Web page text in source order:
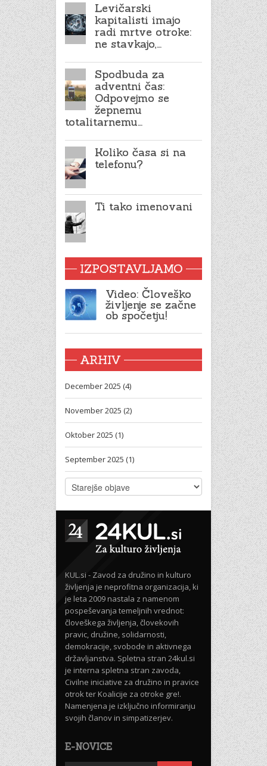
Levičarski
kapitalisti imajo
radi mrtve otroke:
ne stavkajo,…
Spodbuda za
adventni čas:
Odpovejmo se
žepnemu
totalitarnemu…
Koliko časa si na
telefonu?
Ti tako imenovani
IZPOSTAVLJAMO
Video: Človeško
življenje se začne
ob spočetju!
ARHIV
December 2025 (4)
November 2025 (2)
Oktober 2025 (1)
September 2025 (1)
KUL.si - Zavod za družino in kulturo
življenja je neprofitna organizacija, ki
je leta 2009 nastala z namenom
pospeševanja temeljnih vrednot:
človeškega življenja, človekovih
pravic, družine, solidarnosti,
demokracije, svobode in aktivnega
državljanstva. Spletna stran 24kul.si
je interna spletna stran zavoda,
Civilne iniciative za družino in pravice
otrok ter Koalicije za otroke gre!.
Namenjena je izključno informiranju
svojih članov in simpatizerjev.
E-NOVICE